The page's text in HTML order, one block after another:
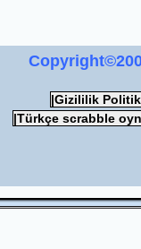
|Gizililik
|Türkçe scrabble